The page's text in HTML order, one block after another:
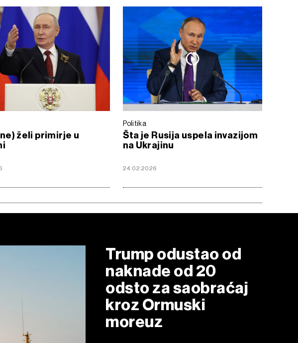
želi primirje u
Politika
Šta je Rusija uspela invazijom
na Ukrajinu
24.02.2026
Trump odustao od
naknade od 20
odsto za saobraćaj
kroz Ormuski
moreuz